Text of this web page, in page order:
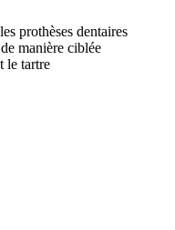
prothèses dentaires
manière ciblée
le tartre